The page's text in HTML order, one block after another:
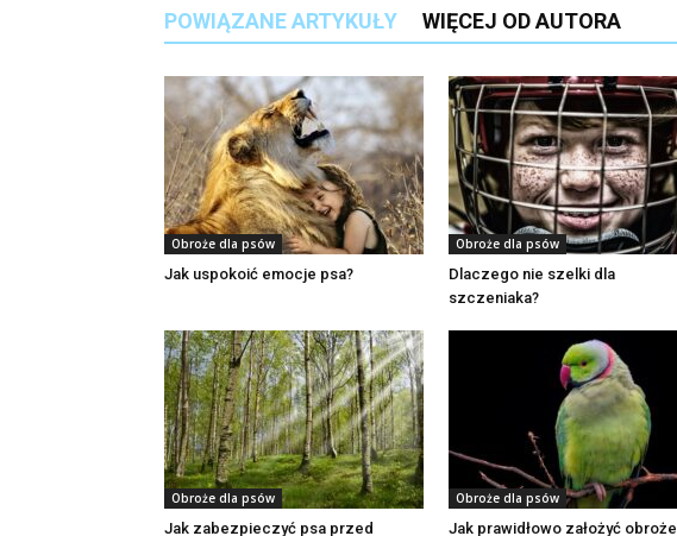
POWIĄZANE ARTYKUŁY WIĘCEJ OD AUTORA
Obroże dla psów
Jak uspokoić emocje psa?
Obroże dla psów
Dlaczego nie szelki dla
szczeniaka?
Obroże dla psów
Jak zabezpieczyć psa przed
Obroże dla psów
Jak prawidłowo założyć obroże